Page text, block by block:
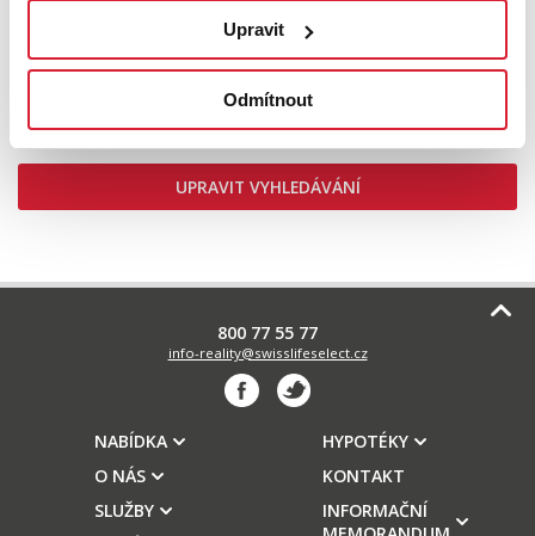
Upravit
Odmítnout
Prodej bytu 3+1 71 m2 Velkopavlovická, Brno
UPRAVIT VYHLEDÁVÁNÍ
800 77 55 77
info-reality@swisslifeselect.cz
NABÍDKA
O NÁS
SLUŽBY
HYPOTÉKY
KONTAKT
INFORMAČNÍ